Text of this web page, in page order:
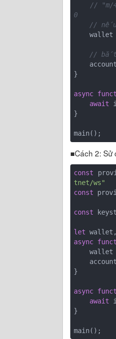
// "m/
0
//
// bắt
}
async
await
}
■Cách 2: Sử
const
tnet/ws"
const
const
let
async
}
async
await
}